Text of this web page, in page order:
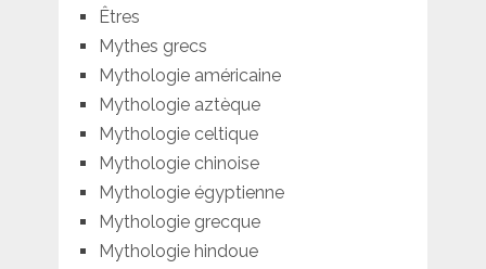
Êtres
Mythes grecs
Mythologie américaine
Mythologie aztèque
Mythologie celtique
Mythologie chinoise
Mythologie égyptienne
Mythologie grecque
Mythologie hindoue